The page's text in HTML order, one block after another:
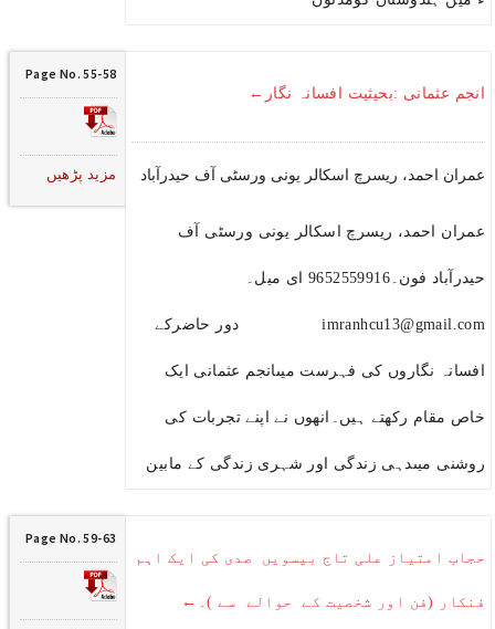
انجم عثمانی :بحیثیت افسانہ نگار←
عمران احمد، ریسرچ اسکالر یونی ورسٹی آف حیدرآباد
عمران احمد، ریسرچ اسکالر یونی ورسٹی آف
حیدرآباد فون۔9652559916 ای میل۔
imranhcu13@gmail.com دور حاضرکے
افسانہ نگاروں کی فہرست میںانجم عثمانی ایک
خاص مقام رکھتے ہیں۔انھوں نے اپنے تجربات کی
روشنی میںدہی زندگی اور شہری زندگی کے مابین
Page No. 55-58
مزید پڑھیں
حجاب امتیاز علی تاج بیسویں صدی کی ایک اہم
فنکار (فن اور شخصیت کے حوالے سے )۔←
Page No. 59-63